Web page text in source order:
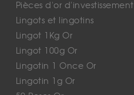
Pièces d'or d'investissement
Lingots et lingotins
Lingot 1Kg Or
Lingot 100g Or
Lingotin 1 Once Or
Lingotin 1g Or